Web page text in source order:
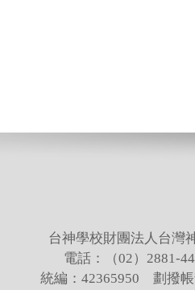
台神學校財團法人台灣
電話：（02）2881-
統編：42365950 劃撥